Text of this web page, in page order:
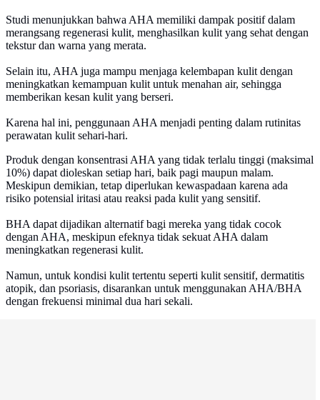
Studi menunjukkan bahwa AHA memiliki dampak positif dalam
merangsang regenerasi kulit, menghasilkan kulit yang sehat dengan
tekstur dan warna yang merata.
Selain itu, AHA juga mampu menjaga kelembapan kulit dengan
meningkatkan kemampuan kulit untuk menahan air, sehingga
memberikan kesan kulit yang berseri.
Karena hal ini, penggunaan AHA menjadi penting dalam rutinitas
perawatan kulit sehari-hari.
Produk dengan konsentrasi AHA yang tidak terlalu tinggi (maksimal
10%) dapat dioleskan setiap hari, baik pagi maupun malam.
Meskipun demikian, tetap diperlukan kewaspadaan karena ada
risiko potensial iritasi atau reaksi pada kulit yang sensitif.
BHA dapat dijadikan alternatif bagi mereka yang tidak cocok
dengan AHA, meskipun efeknya tidak sekuat AHA dalam
meningkatkan regenerasi kulit.
Namun, untuk kondisi kulit tertentu seperti kulit sensitif, dermatitis
atopik, dan psoriasis, disarankan untuk menggunakan AHA/BHA
dengan frekuensi minimal dua hari sekali.